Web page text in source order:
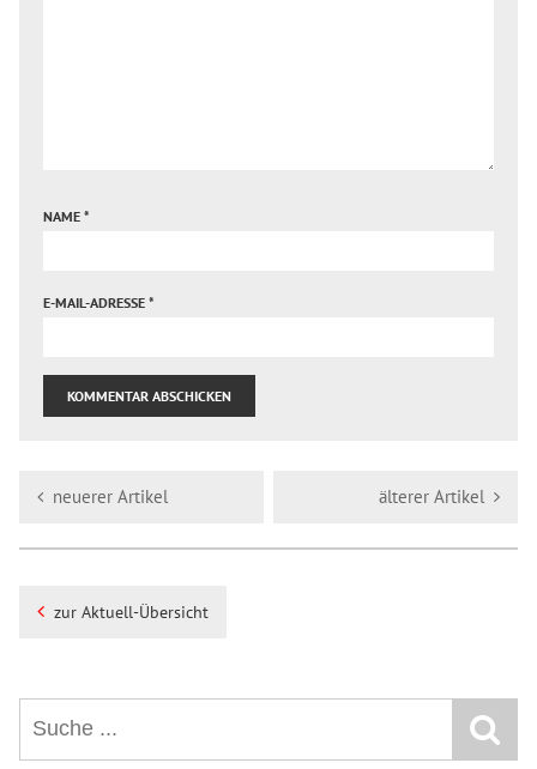
NAME *
E-MAIL-ADRESSE *
neuerer Artikel älterer Artikel
zur Aktuell-Übersicht